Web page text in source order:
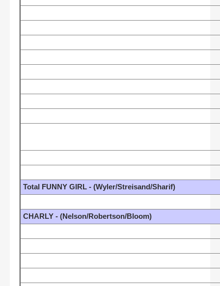
Total FUNNY GIRL - (Wyler/Streisand/Sharif)
CHARLY - (Nelson/Robertson/Bloom)